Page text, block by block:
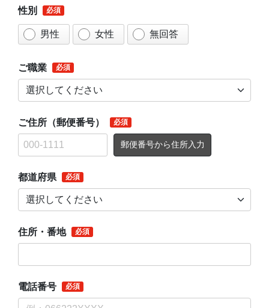
性別
男性 女性 無回答
ご職業
ご住所（郵便番号）
郵便番号から住所入力
都道府県
住所・番地
電話番号